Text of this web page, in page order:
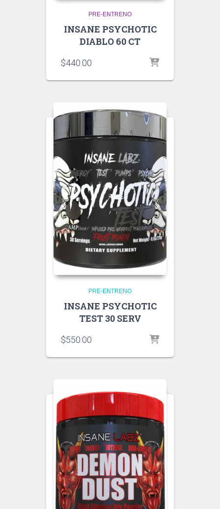
PRE-ENTRENO
INSANE PSYCHOTIC
DIABLO 60 CT
$440.00
PRE-ENTRENO
INSANE PSYCHOTIC
TEST 30 SERV
$550.00